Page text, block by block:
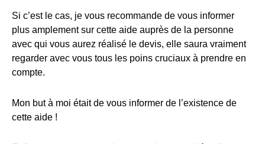
Si c’est le cas, je vous recommande de vous informer
plus amplement sur cette aide auprès de la personne
avec qui vous aurez réalisé le devis, elle saura vraiment
regarder avec vous tous les poins cruciaux à prendre en
compte.
Mon but à moi était de vous informer de l’existence de
cette aide !